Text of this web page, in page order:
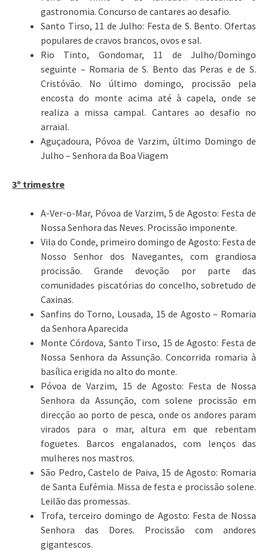
gastronomia. Concurso de cantares ao desafio.
Santo Tirso, 11 de Julho: Festa de S. Bento. Ofertas
populares de cravos brancos, ovos e sal.
Rio Tinto, Gondomar, 11 de Julho/Domingo
seguinte – Romaria de S. Bento das Peras e de S.
Cristóvão. No último domingo, procissão pela
encosta do monte acima até à capela, onde se
realiza a missa campal. Cantares ao desafio no
arraial.
Aguçadoura, Póvoa de Varzim, último Domingo de
Julho – Senhora da Boa Viagem
3º trimestre
A-Ver-o-Mar, Póvoa de Varzim, 5 de Agosto: Festa de
Nossa Senhora das Neves. Procissão imponente.
Vila do Conde, primeiro domingo de Agosto: Festa de
Nosso Senhor dos Navegantes, com grandiosa
procissão. Grande devoção por parte das
comunidades piscatórias do concelho, sobretudo de
Caxinas.
Sanfins do Torno, Lousada, 15 de Agosto – Romaria
da Senhora Aparecida
Monte Córdova, Santo Tirso, 15 de Agosto: Festa de
Nossa Senhora da Assunção. Concorrida romaria à
basílica erigida no alto do monte.
Póvoa de Varzim, 15 de Agosto: Festa de Nossa
Senhora da Assunção, com solene procissão em
direcção ao porto de pesca, onde os andores param
virados para o mar, altura em que rebentam
foguetes. Barcos engalanados, com lenços das
mulheres nos mastros.
São Pedro, Castelo de Paiva, 15 de Agosto: Romaria
de Santa Eufémia. Missa de festa e procissão solene.
Leilão das promessas.
Trofa, terceiro domingo de Agosto: Festa de Nossa
Senhora das Dores. Procissão com andores
gigantescos.